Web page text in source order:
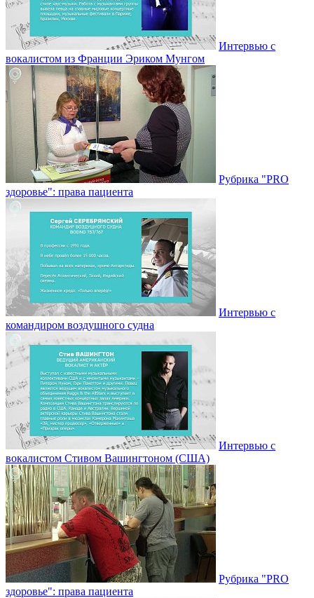
Интервью с
вокалистом из Франции Эриком Мунгом
Рубрика "PRO
здоровье": права пациента
Интервью с
командиром воздушного судна
Интервью с
вокалистом Стивом Вашингтоном (США)
Рубрика "PRO
здоровье": права пациента